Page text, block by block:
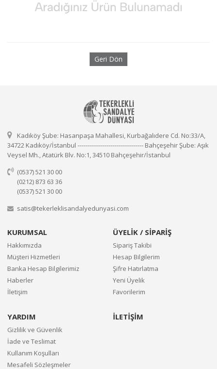
Geri Dön
Kadıköy Şube: Hasanpaşa Mahallesi, Kurbağalıdere Cd. No:33/A,
34722 Kadıköy/İstanbul ---------------------------------- Bahçeşehir Şube: Aşık
Veysel Mh., Atatürk Blv. No:1, 34510 Bahçeşehir/İstanbul
(0537) 521 30 00
(0212) 873 63 36
(0537) 521 30 00
satis@tekerleklisandalyedunyasi.com
KURUMSAL
Hakkımızda
Müşteri Hizmetleri
Banka Hesap Bilgilerimiz
Haberler
İletişim
ÜYELİK / SİPARİŞ
Sipariş Takibi
Hesap Bilgilerim
Şifre Hatırlatma
Yeni Üyelik
Favorilerim
YARDIM
Gizlilik ve Güvenlik
İade ve Teslimat
Kullanım Koşulları
Mesafeli Sözleşmeler
İLETİŞİM